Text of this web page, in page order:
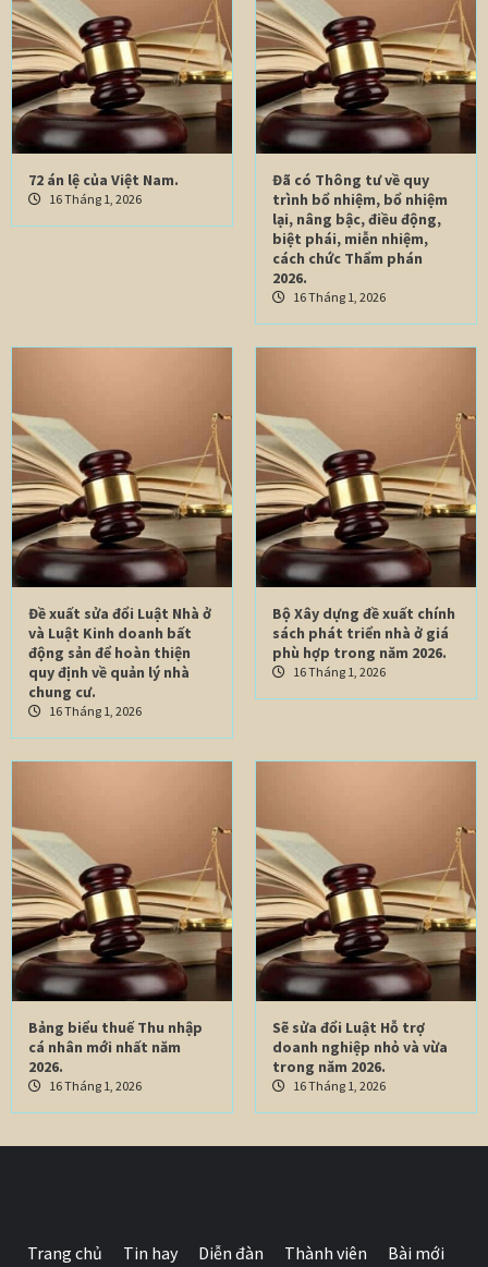
72 án lệ của Việt Nam.
16 Tháng 1, 2026
Đã có Thông tư về quy
trình bổ nhiệm, bổ nhiệm
lại, nâng bậc, điều động,
biệt phái, miễn nhiệm,
cách chức Thẩm phán
2026.
16 Tháng 1, 2026
Đề xuất sửa đổi Luật Nhà ở
và Luật Kinh doanh bất
động sản để hoàn thiện
quy định về quản lý nhà
chung cư.
16 Tháng 1, 2026
Bộ Xây dựng đề xuất chính
sách phát triển nhà ở giá
phù hợp trong năm 2026.
16 Tháng 1, 2026
Bảng biểu thuế Thu nhập
cá nhân mới nhất năm
2026.
16 Tháng 1, 2026
Sẽ sửa đổi Luật Hỗ trợ
doanh nghiệp nhỏ và vừa
trong năm 2026.
16 Tháng 1, 2026
Trang chủ Tin hay Diễn đàn Thành viên Bài mới